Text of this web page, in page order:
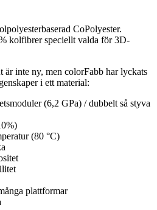
CoPolyester.
kolfibrer speciellt valda för 3D-
inte ny, men colorFabb har lyckats
i ett material:
(6,2 GPa) / dubbelt så styva
(80 °C)
plattformar